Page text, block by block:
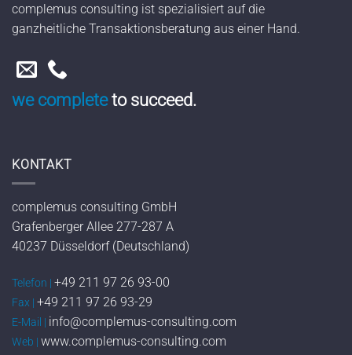
complemus consulting ist spezialisiert auf die
ganzheitliche Transaktionsberatung aus einer Hand.
we completeto succeed.
KONTAKT
complemus consulting GmbH
Grafenberger Allee 277-287 A
40237 Düsseldorf (Deutschland)
Telefon | +49 211 97 26 93-00
Fax | +49 211 97 26 93-29
E-Mail | info@complemus-consulting.com
Web | www.complemus-consulting.com